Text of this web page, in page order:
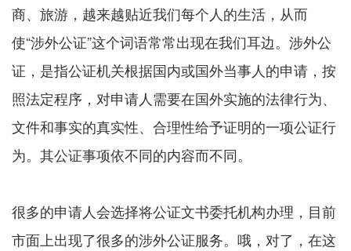
商、旅游，越来越贴近我们每个人的生活，从而
使“涉外公证”这个词语常常出现在我们耳边。涉外公
证，是指公证机关根据国内或国外当事人的申请，按
照法定程序，对申请人需要在国外实施的法律行为、
文件和事实的真实性、合理性给予证明的一项公证行
为。其公证事项依不同的内容而不同。
很多的申请人会选择将公证文书委托机构办理，目前
市面上出现了很多的涉外公证服务。哦，对了，在这